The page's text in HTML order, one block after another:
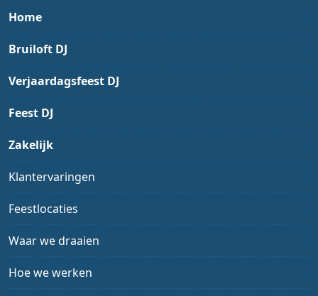
Home
Bruiloft DJ
Verjaardagsfeest DJ
Feest DJ
Zakelijk
Klantervaringen
Feestlocaties
Waar we draaien
Hoe we werken